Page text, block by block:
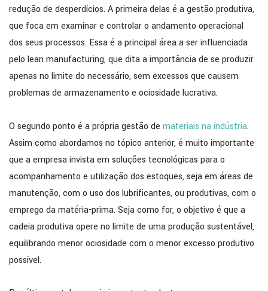
redução de desperdícios. A primeira delas é a gestão produtiva,
que foca em examinar e controlar o andamento operacional
dos seus processos. Essa é a principal área a ser influenciada
pelo lean manufacturing, que dita a importância de se produzir
apenas no limite do necessário, sem excessos que causem
problemas de armazenamento e ociosidade lucrativa.
O segundo ponto é a própria gestão de materiais na indústria.
Assim como abordamos no tópico anterior, é muito importante
que a empresa invista em soluções tecnológicas para o
acompanhamento e utilização dos estoques, seja em áreas de
manutenção, com o uso dos lubrificantes, ou produtivas, com o
emprego da matéria-prima. Seja como for, o objetivo é que a
cadeia produtiva opere no limite de uma produção sustentável,
equilibrando menor ociosidade com o menor excesso produtivo
possível.